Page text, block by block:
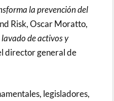
la prevención del
Risk, Oscar Moratto,
de activos y
director general de
legisladores,